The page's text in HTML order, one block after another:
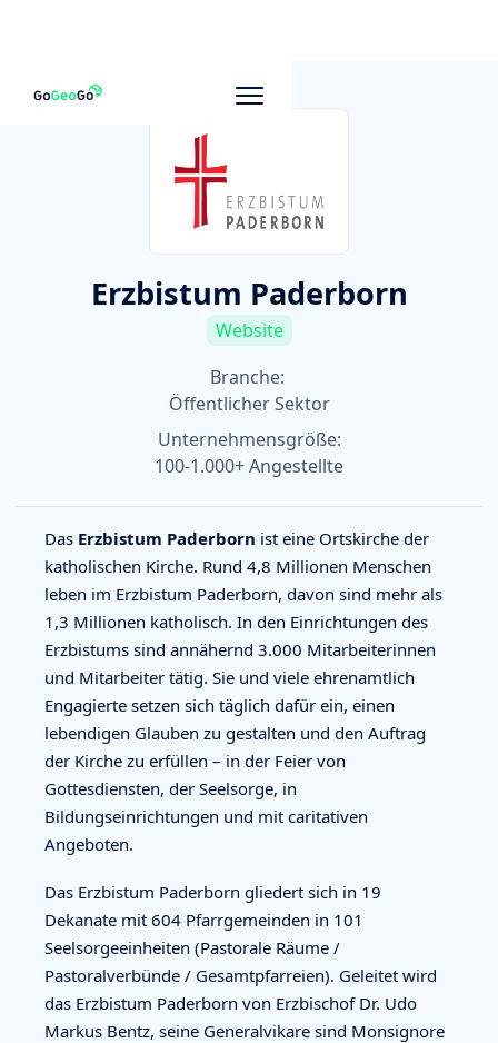
Zu anderen Unternehmen
Erzbistum Paderborn
Website
Branche:
Öffentlicher Sektor
Unternehmensgröße:
100-1.000+ Angestellte
Das Erzbistum Paderborn ist eine Ortskirche der
katholischen Kirche. Rund 4,8 Millionen Menschen
leben im Erzbistum Paderborn, davon sind mehr als
1,3 Millionen katholisch. In den Einrichtungen des
Erzbistums sind annähernd 3.000 Mitarbeiterinnen
und Mitarbeiter tätig. Sie und viele ehrenamtlich
Engagierte setzen sich täglich dafür ein, einen
lebendigen Glauben zu gestalten und den Auftrag
der Kirche zu erfüllen – in der Feier von
Gottesdiensten, der Seelsorge, in
Bildungseinrichtungen und mit caritativen
Angeboten.
Das Erzbistum Paderborn gliedert sich in 19
Dekanate mit 604 Pfarrgemeinden in 101
Seelsorgeeinheiten (Pastorale Räume /
Pastoralverbünde / Gesamtpfarreien). Geleitet wird
das Erzbistum Paderborn von Erzbischof Dr. Udo
Markus Bentz, seine Generalvikare sind Monsignore